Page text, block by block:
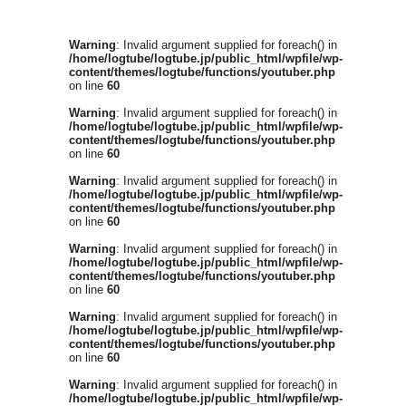
Warning: Invalid argument supplied for foreach() in
/home/logtube/logtube.jp/public_html/wpfile/wp-
content/themes/logtube/functions/youtuber.php
on line 60
Warning: Invalid argument supplied for foreach() in
/home/logtube/logtube.jp/public_html/wpfile/wp-
content/themes/logtube/functions/youtuber.php
on line 60
Warning: Invalid argument supplied for foreach() in
/home/logtube/logtube.jp/public_html/wpfile/wp-
content/themes/logtube/functions/youtuber.php
on line 60
Warning: Invalid argument supplied for foreach() in
/home/logtube/logtube.jp/public_html/wpfile/wp-
content/themes/logtube/functions/youtuber.php
on line 60
Warning: Invalid argument supplied for foreach() in
/home/logtube/logtube.jp/public_html/wpfile/wp-
content/themes/logtube/functions/youtuber.php
on line 60
Warning: Invalid argument supplied for foreach() in
/home/logtube/logtube.jp/public_html/wpfile/wp-